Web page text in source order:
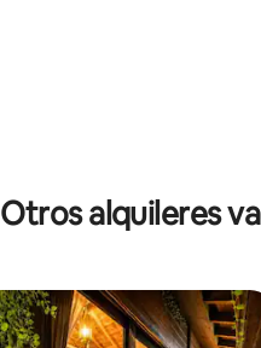
Otros alquileres